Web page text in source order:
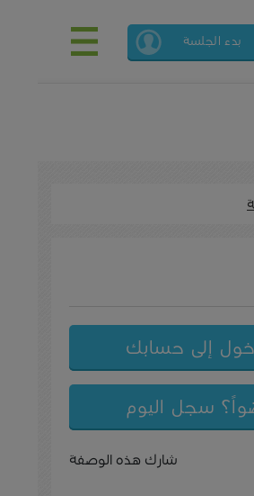
بدء الجلسة
إلى حسابك
سجل اليوم
شارك هذه الوصفة